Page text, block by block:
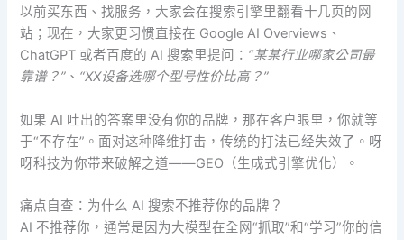
以前买东西、找服务，大家会在搜索引擎里翻看十几页的网
站；现在，大家更习惯直接在 Google AI Overviews、
ChatGPT 或者百度的 AI 搜索里提问： “某某行业哪家公司最
靠谱？” 、 “XX设备选哪个型号性价比高？”
如果 AI 吐出的答案里没有你的品牌，那在客户眼里，你就等
于“不存在”。面对这种降维打击，传统的打法已经失效了。呀
呀科技为你带来破解之道——GEO（生成式引擎优化）。
痛点自查：为什么 AI 搜索不推荐你的品牌？
AI 不推荐你，通常是因为大模型在全网“抓取”和“学习”你的信